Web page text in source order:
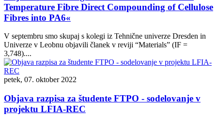
Temperature Fibre Direct Compounding of Cellulose
Fibres into PA6«
V septembru smo skupaj s kolegi iz Tehnične univerze Dresden in
Univerze v Leobnu objavili članek v reviji “Materials” (IF =
3,748)....
petek, 07. oktober 2022
Objava razpisa za študente FTPO - sodelovanje v
projektu LFIA-REC